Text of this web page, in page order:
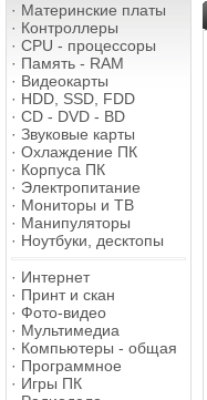
· Материнские платы
· Контроллеры
· CPU - процессоры
· Память - RAM
· Видеокарты
· HDD, SSD, FDD
· CD - DVD - BD
· Звуковые карты
· Охлаждение ПК
· Корпуса ПК
· Электропитание
· Мониторы и ТВ
· Манипуляторы
· Ноутбуки, десктопы
· Интернет
· Принт и скан
· Фото-видео
· Мультимедиа
· Компьютеры - общая
· Программное
· Игры ПК